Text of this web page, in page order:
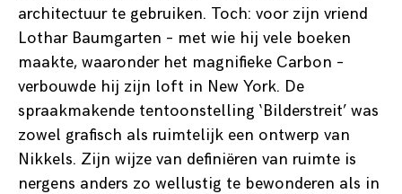
architectuur te gebruiken. Toch: voor zijn vriend
Lothar Baumgarten – met wie hij vele boeken
maakte, waaronder het magnifieke Carbon –
verbouwde hij zijn loft in New York. De
spraakmakende tentoonstelling ‘Bilderstreit’ was
zowel grafisch als ruimtelijk een ontwerp van
Nikkels. Zijn wijze van definiëren van ruimte is
nergens anders zo wellustig te bewonderen als in